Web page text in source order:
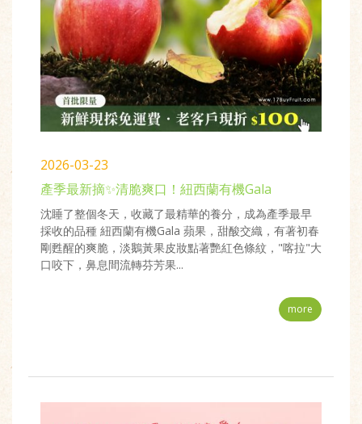
2026-03-23
產季最新摘✨清脆爽口！紐西蘭有機Gala
沈睡了整個冬天，收藏了最精華的養分，成為產季最早
採收的品種 紐西蘭有機Gala 蘋果，甜酸交織，有著初春
剛甦醒的爽脆，淡鵝黃果皮妝點著艷紅色條紋，"喀拉"大
口咬下，鼻息間流轉芬芳果...
more